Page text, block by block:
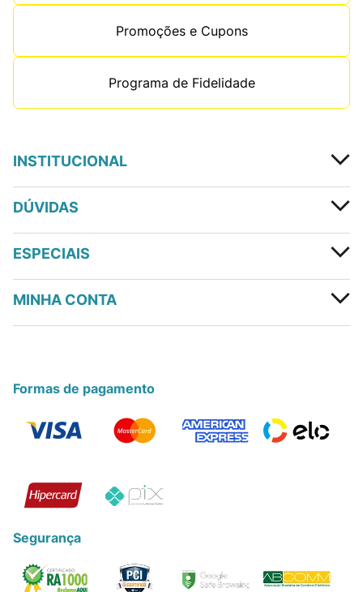
Promoções e Cupons
Programa de Fidelidade
INSTITUCIONAL
DÚVIDAS
ESPECIAIS
MINHA CONTA
Formas de pagamento
Segurança